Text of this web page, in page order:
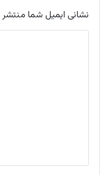
نشانی ایمیل شما
*